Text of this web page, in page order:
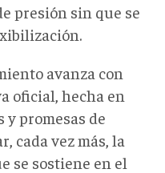
presión sin que se
avanza con
oficial, hecha en
promesas de
cada vez más, la
se sostiene en el